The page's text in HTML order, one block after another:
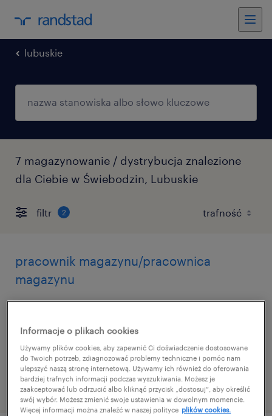
lubuskie
7 magazynowanie / dystrybucja znalezione
dla Ciebie w Świebodzin, Lubuskie
filtr 2
pracownik magazynu/pracownica
magazynu
praca tymczasowa
opublikowano 3 lipca 2026
Informacje o plikach cookies
Używamy plików cookies, aby zapewnić Ci doświadczenie dostosowane
do Twoich potrzeb, zdiagnozować problemy techniczne i pomóc nam
ulepszyć naszą stronę internetową. Używamy ich również do oferowania
bardziej trafnych informacji podczas wyszukiwania. Możesz je
zaakceptować lub odrzucić albo kliknąć przycisk „dostosuj”, aby określić
swój wybór. Możesz zmienić swoje ustawienia w dowolnym momencie.
Więcej informacji można znaleźć w naszej polityce plików cookies.